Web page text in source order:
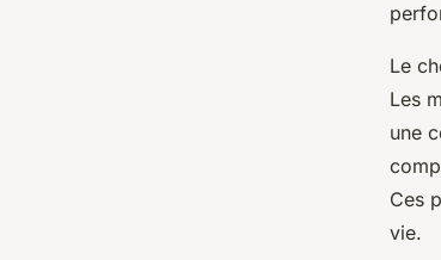
Le
Les
une
Ces
vie.